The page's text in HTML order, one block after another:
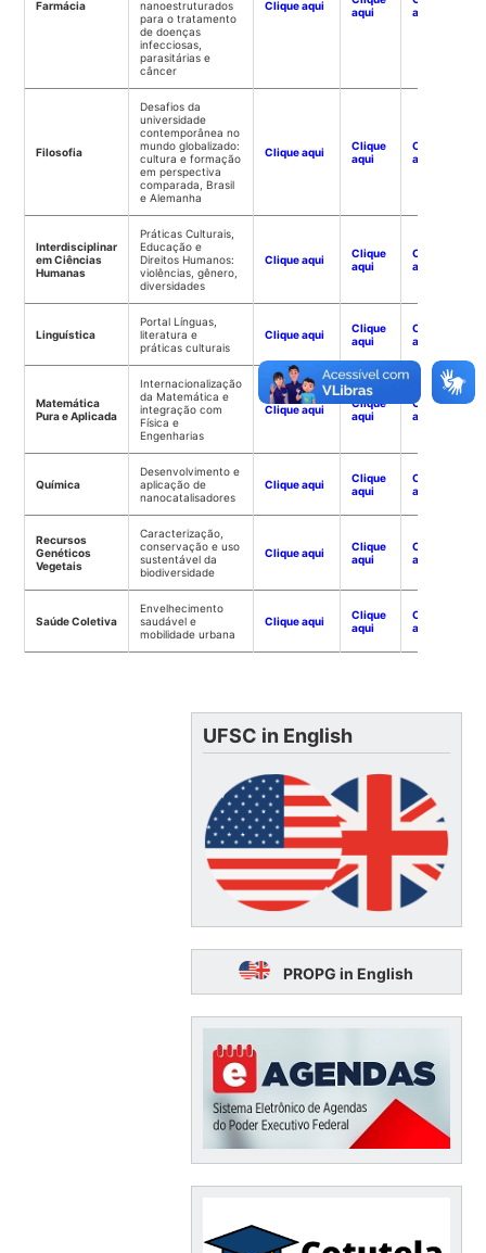
Farmácia
nanoestruturados
para o tratamento
de doenças
infecciosas,
parasitárias e
câncer
Clique aqui
aqui
aqui
Filosofia
Desafios da
universidade
contemporânea no
mundo globalizado:
cultura e formação
em perspectiva
comparada, Brasil
e Alemanha
Clique aqui
Clique
aqui
Clique
aqui
Interdisciplinar
em Ciências
Humanas
Práticas Culturais,
Educação e
Direitos Humanos:
violências, gênero,
diversidades
Clique aqui
Clique
aqui
Clique
aqui
Linguística
Portal Línguas,
literatura e
práticas culturais
Clique aqui
Clique
aqui
Clique
aqui
Matemática
Pura e Aplicada
Internacionalização
da Matemática e
integração com
Física e
Engenharias
Clique aqui
Clique
aqui
Clique
aqui
Química
Desenvolvimento e
aplicação de
nanocatalisadores
Clique aqui
Clique
aqui
Clique
aqui
Recursos
Genéticos
Vegetais
Caracterização,
conservação e uso
sustentável da
biodiversidade
Clique aqui
Clique
aqui
Clique
aqui
Saúde Coletiva
Envelhecimento
saudável e
mobilidade urbana
Clique aqui
Clique
aqui
Clique
aqui
UFSC in English
PROPG in English